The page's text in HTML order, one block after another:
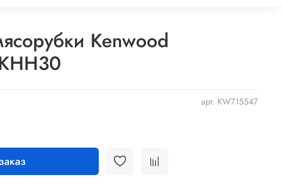
арт. KW715547
Kenwood